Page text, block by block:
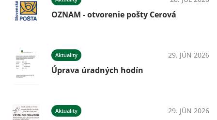
OZNAM - otvorenie pošty Cerová
Aktuality 29. JÚN 2026
Úprava úradných hodín
Aktuality 29. JÚN 2026